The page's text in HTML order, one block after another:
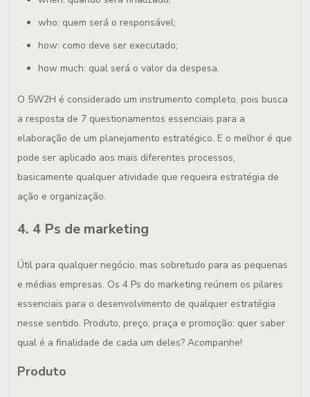
who: quem será o responsável;
how: como deve ser executado;
how much: qual será o valor da despesa.
O 5W2H é considerado um instrumento completo, pois busca
a resposta de 7 questionamentos essenciais para a
elaboração de um planejamento estratégico. E o melhor é que
pode ser aplicado aos mais diferentes processos,
basicamente qualquer atividade que requeira estratégia de
ação e organização.
4. 4 Ps de marketing
Útil para qualquer negócio, mas sobretudo para as pequenas
e médias empresas. Os 4 Ps do marketing reúnem os pilares
essenciais para o desenvolvimento de qualquer estratégia
nesse sentido. Produto, preço, praça e promoção: quer saber
qual é a finalidade de cada um deles? Acompanhe!
Produto